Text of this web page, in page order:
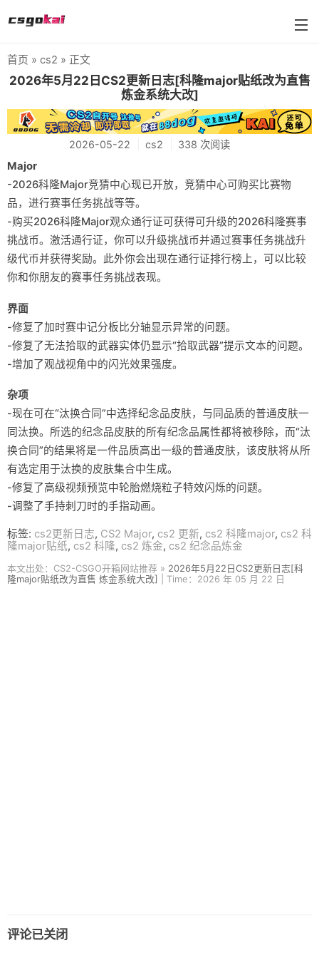
farmskins
88dog
flamecases
首页 » cs2 » 正文
2026年5月22日CS2更新日志[科隆major贴纸改为直售
炼金系统大改]
2026-05-22 cs2 338 次阅读
Major
-2026科隆Major竞猜中心现已开放，竞猜中心可购买比赛物
品，进行赛事任务挑战等等。
-购买2026科隆Major观众通行证可获得可升级的2026科隆赛事
挑战币。激活通行证，你可以升级挑战币并通过赛事任务挑战升
级代币并获得奖励。此外你会出现在通行证排行榜上，可以比较
你和你朋友的赛事任务挑战表现。
界面
-修复了加时赛中记分板比分轴显示异常的问题。
-修复了无法拾取的武器实体仍显示“拾取武器”提示文本的问题。
-增加了观战视角中的闪光效果强度。
杂项
-现在可在“汰换合同”中选择纪念品皮肤，与同品质的普通皮肤一
同汰换。所选的纪念品皮肤的所有纪念品属性都将被移除，而“汰
换合同”的结果将是一件品质高出一级的普通皮肤，该皮肤将从所
有选定用于汰换的皮肤集合中生成。
-修复了高级视频预览中轮胎燃烧粒子特效闪烁的问题。
-调整了手持刺刀时的手指动画。
标签: cs2更新日志, CS2 Major, cs2 更新, cs2 科隆major, cs2 科
隆major贴纸, cs2 科隆, cs2 炼金, cs2 纪念品炼金
本文出处：CS2-CSGO开箱网站推荐 » 2026年5月22日CS2更新日志[科
隆major贴纸改为直售 炼金系统大改]
| Time：2026 年 05 月 22 日
评论已关闭